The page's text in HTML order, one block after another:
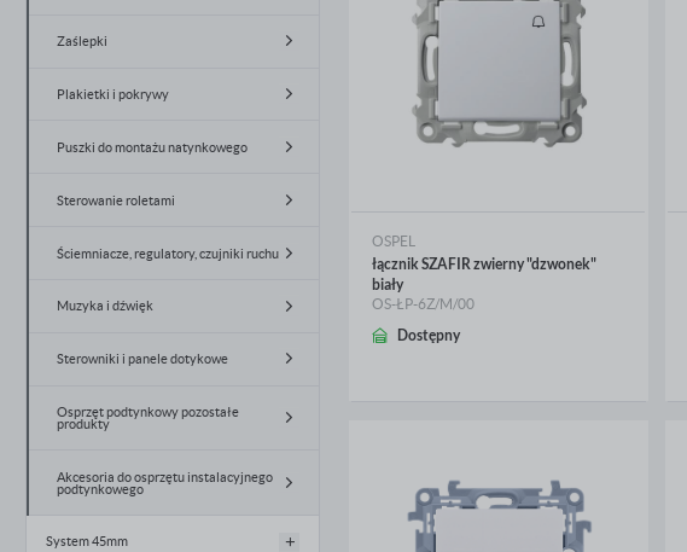
Zaślepki
Plakietki i pokrywy
Puszki do montażu natynkowego
Sterowanie roletami
Ściemniacze, regulatory, czujniki ruchu
Muzyka i dźwięk
Sterowniki i panele dotykowe
Osprzęt podtynkowy pozostałe
produkty
Akcesoria do osprzętu instalacyjnego
podtynkowego
System 45mm
OSPEL
łącznik SZAFIR zwierny "dzwonek"
biały
OS-ŁP-6Z/M/00
Dostępny
WIĘCEJ